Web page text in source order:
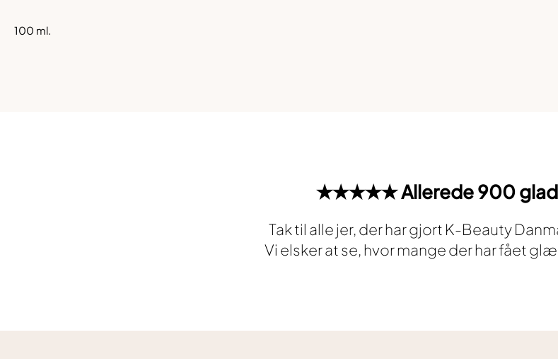
100 ml.
★★★★★ Allerede 900
Tak til alle jer, der har gjort K-Beauty
Vi elsker at se, hvor mange der har fået